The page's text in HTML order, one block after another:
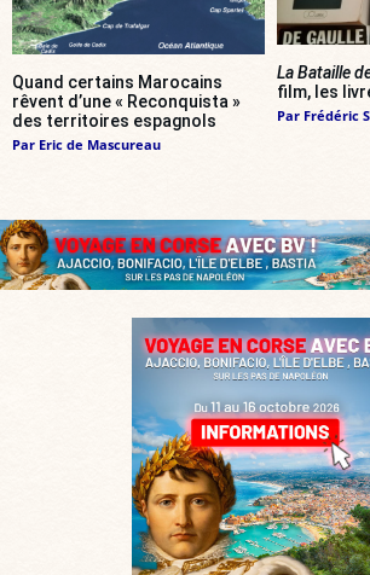
Quand certains Marocains
rêvent d’une « Reconquista »
des territoires espagnols
Par Eric de Mascureau
La Bataille
film, les
Par Frédéric